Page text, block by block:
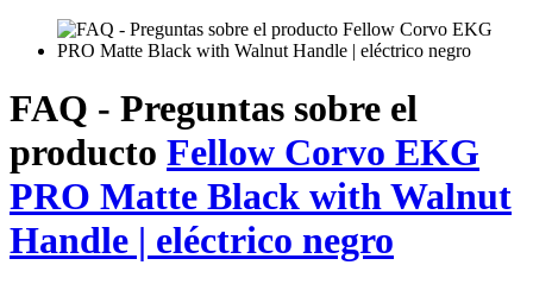
FAQ - Preguntas sobre el
producto Fellow Corvo EKG
PRO Matte Black with Walnut
Handle | eléctrico negro